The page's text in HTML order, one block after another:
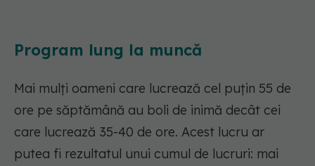
Program lung la muncă
Mai mulți oameni care lucrează cel puțin 55 de
ore pe săptămână au boli de inimă decât cei
care lucrează 35-40 de ore. Acest lucru ar
putea fi rezultatul unui cumul de lucruri: mai